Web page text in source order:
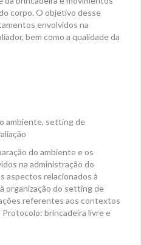
corpo. O objetivo desse
envolvidos na
bem como a qualidade da
ambiente, setting de
do ambiente e os
na administração do
aspectos relacionados à
organização do setting de
referentes aos contextos
brincadeira livre e